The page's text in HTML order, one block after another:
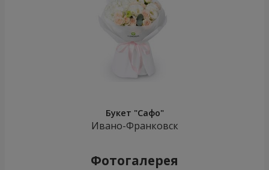
Букет "Сафо"
Ивано-Франковск
Фотогалерея